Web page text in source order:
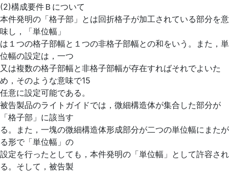
(2)構成要件Ｂについて
本件発明の「格子部」とは回折格子が加工されている部分を意
味し，「単位幅」
は１つの格子部幅と１つの非格子部幅との和をいう。また，単
位幅の設定は，一つ
又は複数の格子部幅と非格子部幅が存在すればそれでよいた
め，そのような意味で15
任意に設定可能である。
被告製品のライトガイドでは，微細構造体が集合した部分が
「格子部」に該当す
る。また，一塊の微細構造体形成部分が二つの単位幅にまたが
る形で「単位幅」の
設定を行ったとしても，本件発明の「単位幅」として許容され
る。そして，被告製